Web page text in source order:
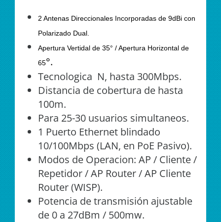
2 Antenas Direccionales Incorporadas de 9dBi con
Polarizado Dual.
Apertura Vertidal de 35° / Apertura Horizontal de
65°.
Tecnologica N, hasta 300Mbps.
Distancia de cobertura de hasta
100m.
Para 25-30 usuarios simultaneos.
1 Puerto Ethernet blindado
10/100Mbps (LAN, en PoE Pasivo).
Modos de Operacion: AP / Cliente /
Repetidor / AP Router / AP Cliente
Router (WISP).
Potencia de transmisión ajustable
de 0 a 27dBm / 500mw.